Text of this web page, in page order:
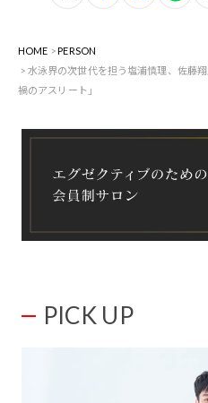
HOME
PERSON
水泳界の次世代を担う塩浦慎理、佐藤
禍のアスリート」
PICK UP